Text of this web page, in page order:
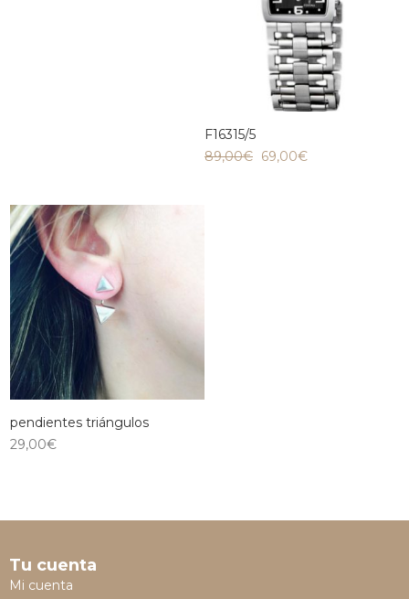
F16315/5
89,00€ 69,00€
pendientes triángulos
29,00€
Tu cuenta
Mi cuenta